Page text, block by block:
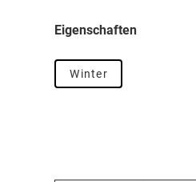
Eigenschaften
Winter